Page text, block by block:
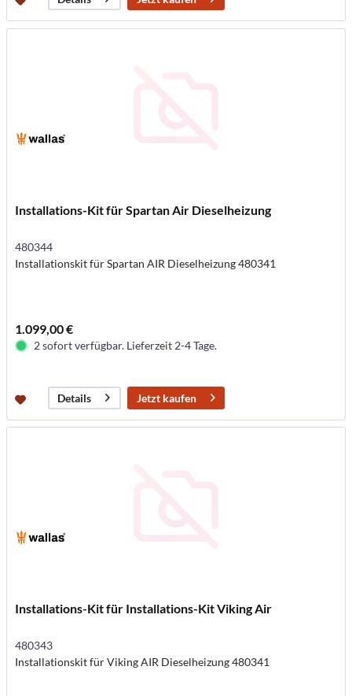
Installations-Kit für Spartan Air Dieselheizung
480344
Installationskit für Spartan AIR Dieselheizung 480341
1.099,00 €
2 sofort verfügbar. Lieferzeit 2-4 Tage.
Details Jetzt kaufen
Installations-Kit für Installations-Kit Viking Air
480343
Installationskit für Viking AIR Dieselheizung 480341